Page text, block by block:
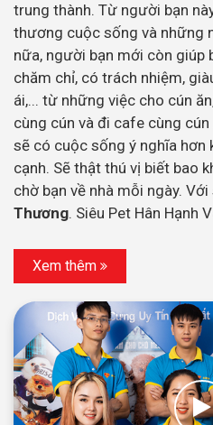
trung thành. Từ người bạn
thương cuộc sống và những
nữa, người bạn mới còn giúp
chăm chỉ, có trách nhiệm,
ái,... từ những việc cho cún
cùng cún và đi cafe cùng
sẽ có cuộc sống ý nghĩa hơn
cạnh. Sẽ thật thú vị biết bao
chờ bạn về nhà mỗi ngày.
Thương. Siêu Pet Hân Hạnh
Xem thêm